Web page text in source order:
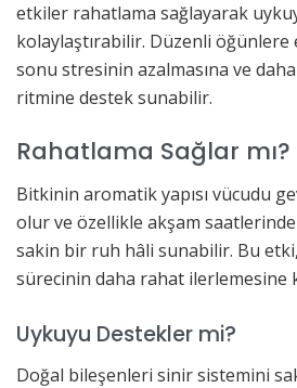
etkiler rahatlama sağlayarak
kolaylaştırabilir. Düzenli öğünlere
sonu stresinin azalmasına ve
ritmine destek sunabilir.
Rahatlama Sağlar mı?
Bitkinin aromatik yapısı vücudu
olur ve özellikle akşam
sakin bir ruh hâli sunabilir. Bu
sürecinin daha rahat ilerlemesine
Uykuyu Destekler mi?
Doğal bileşenleri sinir sistemini